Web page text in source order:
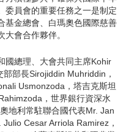
委員會的重要任務之一是制定
基金總會、白瑪奧色國際慈善
會合作夥伴。
國總理、大會共同主席Kohir
部長Sirojiddin Muhriddin，
Usmonzoda，塔吉克斯坦
，世界銀行資深水
地利常駐聯合國代表Mr. Jan
Cesar Arriola Ramirez，